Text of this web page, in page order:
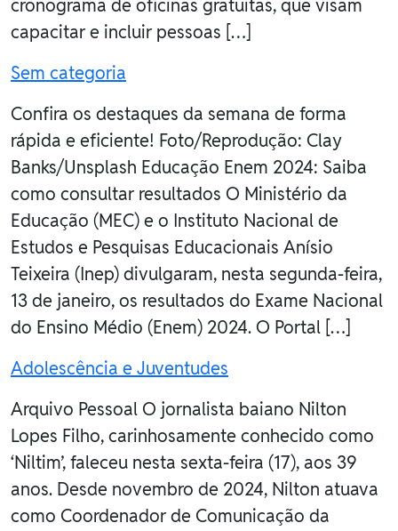
cronograma de oficinas gratuitas, que visam
capacitar e incluir pessoas […]
Sem categoria
Confira os destaques da semana de forma
rápida e eficiente! Foto/Reprodução: Clay
Banks/Unsplash Educação Enem 2024: Saiba
como consultar resultados O Ministério da
Educação (MEC) e o Instituto Nacional de
Estudos e Pesquisas Educacionais Anísio
Teixeira (Inep) divulgaram, nesta segunda-feira,
13 de janeiro, os resultados do Exame Nacional
do Ensino Médio (Enem) 2024. O Portal […]
Adolescência e Juventudes
Arquivo Pessoal O jornalista baiano Nilton
Lopes Filho, carinhosamente conhecido como
‘Niltim’, faleceu nesta sexta-feira (17), aos 39
anos. Desde novembro de 2024, Nilton atuava
como Coordenador de Comunicação da